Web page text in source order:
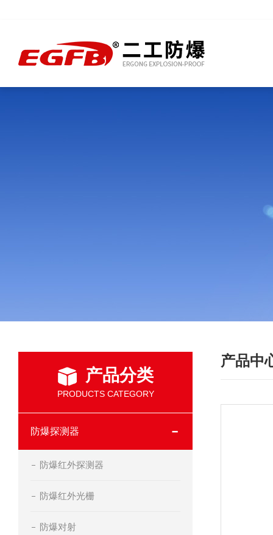
产品分类
PRODUCTS CATEGORY
防爆探测器
防爆红外探测器
防爆红外光栅
防爆对射
产品中